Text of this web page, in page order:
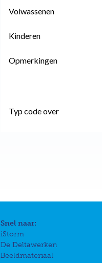
Volwassenen
Kinderen
Opmerkingen
Typ code over
Snel naar:
iStorm
De Deltawerken
Beeldmateriaal